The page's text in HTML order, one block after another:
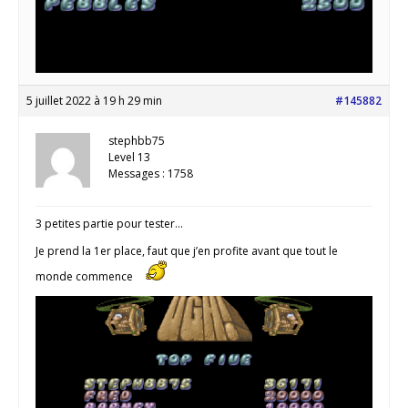
5 juillet 2022 à 19 h 29 min #145882
stephbb75
Level 13
Messages : 1758
3 petites partie pour tester…
Je prend la 1er place, faut que j’en profite avant que tout le
monde commence